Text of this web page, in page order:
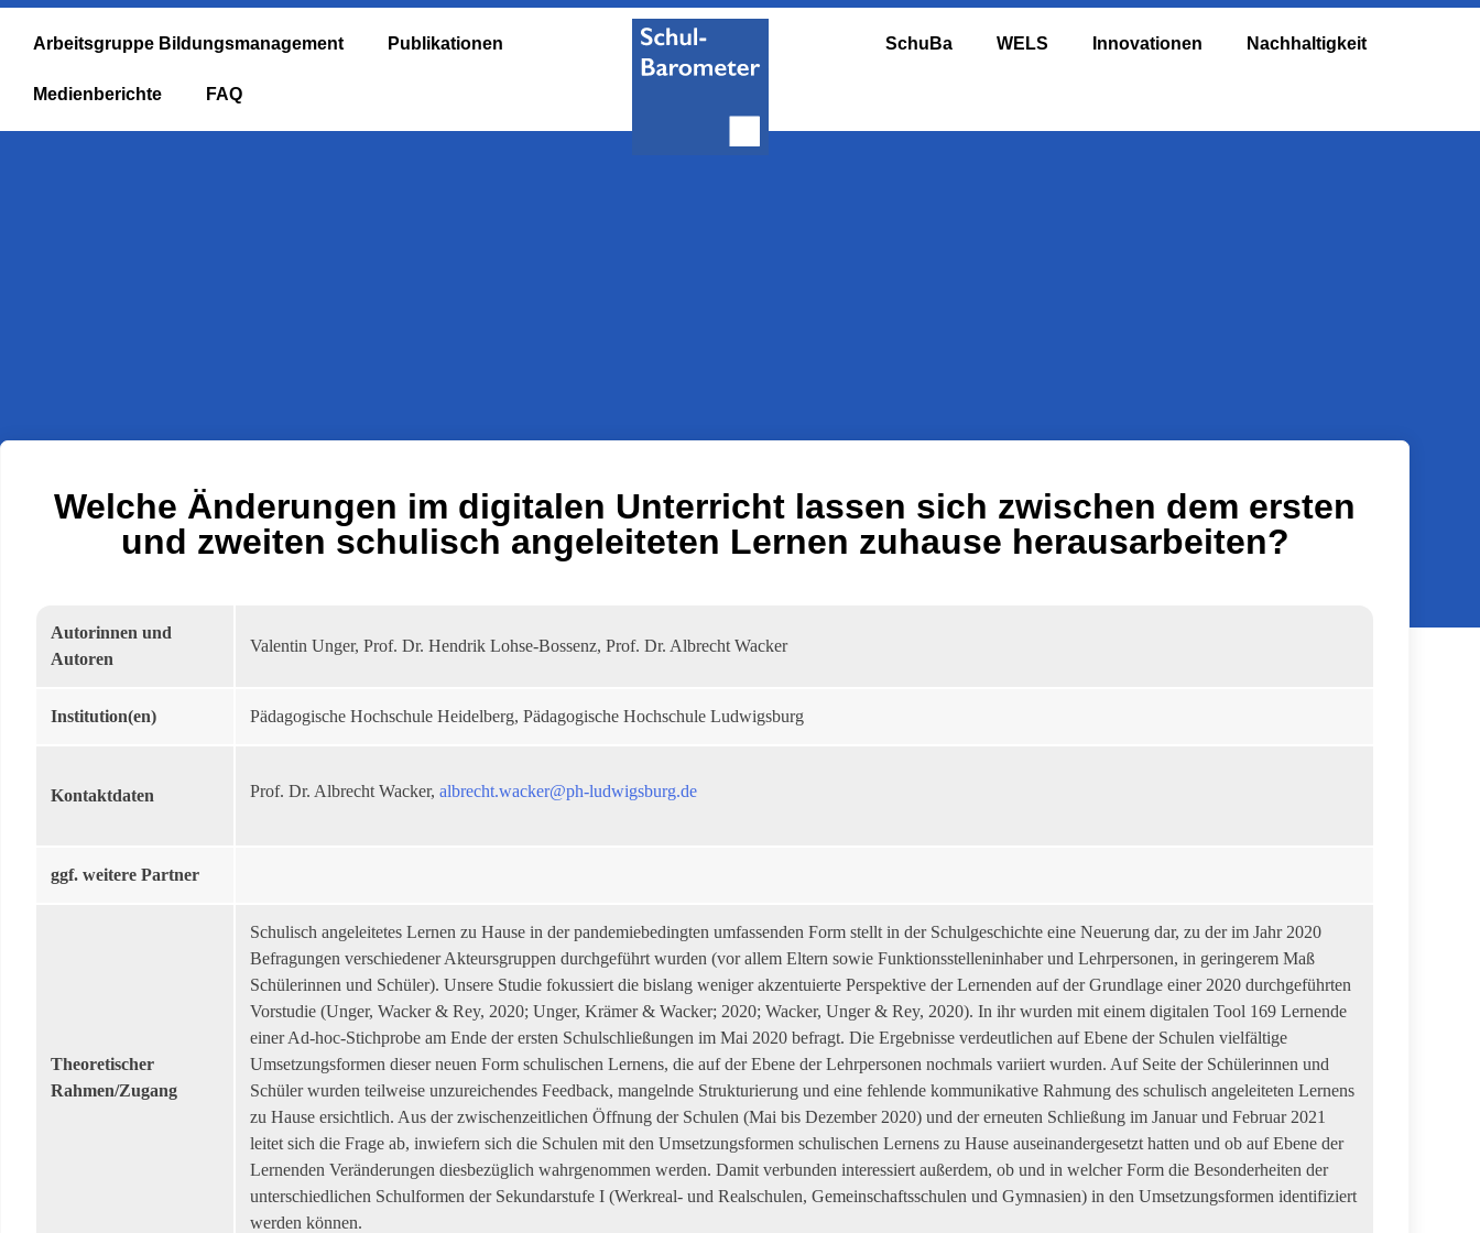
Arbeitsgruppe Bildungsmanagement Publikationen
Medienberichte FAQ
SchuBa WELS Innovationen Nachhaltigkeit
Welche Änderungen im digitalen Unterricht lassen sich zwischen dem ersten
und zweiten schulisch angeleiteten Lernen zuhause herausarbeiten?
Autorinnen und
Autoren
Valentin Unger, Prof. Dr. Hendrik Lohse-Bossenz, Prof. Dr. Albrecht Wacker
Institution(en) Pädagogische Hochschule Heidelberg, Pädagogische Hochschule Ludwigsburg
Kontaktdaten Prof. Dr. Albrecht Wacker, albrecht.wacker@ph-ludwigsburg.de
ggf. weitere Partner
Theoretischer
Rahmen/Zugang
Schulisch angeleitetes Lernen zu Hause in der pandemiebedingten umfassenden Form stellt in der Schulgeschichte eine Neuerung dar, zu der im Jahr 2020
Befragungen verschiedener Akteursgruppen durchgeführt wurden (vor allem Eltern sowie Funktionsstelleninhaber und Lehrpersonen, in geringerem Maß
Schülerinnen und Schüler). Unsere Studie fokussiert die bislang weniger akzentuierte Perspektive der Lernenden auf der Grundlage einer 2020 durchgeführten
Vorstudie (Unger, Wacker & Rey, 2020; Unger, Krämer & Wacker; 2020; Wacker, Unger & Rey, 2020). In ihr wurden mit einem digitalen Tool 169 Lernende
einer Ad-hoc-Stichprobe am Ende der ersten Schulschließungen im Mai 2020 befragt. Die Ergebnisse verdeutlichen auf Ebene der Schulen vielfältige
Umsetzungsformen dieser neuen Form schulischen Lernens, die auf der Ebene der Lehrpersonen nochmals variiert wurden. Auf Seite der Schülerinnen und
Schüler wurden teilweise unzureichendes Feedback, mangelnde Strukturierung und eine fehlende kommunikative Rahmung des schulisch angeleiteten Lernens
zu Hause ersichtlich. Aus der zwischenzeitlichen Öffnung der Schulen (Mai bis Dezember 2020) und der erneuten Schließung im Januar und Februar 2021
leitet sich die Frage ab, inwiefern sich die Schulen mit den Umsetzungsformen schulischen Lernens zu Hause auseinandergesetzt hatten und ob auf Ebene der
Lernenden Veränderungen diesbezüglich wahrgenommen werden. Damit verbunden interessiert außerdem, ob und in welcher Form die Besonderheiten der
unterschiedlichen Schulformen der Sekundarstufe I (Werkreal- und Realschulen, Gemeinschaftsschulen und Gymnasien) in den Umsetzungsformen identifiziert
werden können.